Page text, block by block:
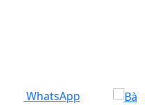
WhatsApp